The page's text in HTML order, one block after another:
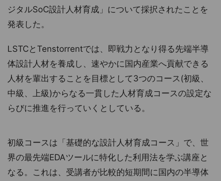
ジタルSoC設計人材育成」について採択されたことを
発表した。
LSTCとTenstorrentでは、即戦力となり得る先端半導
体設計人材を養成し、速やかに国内産業へ貢献できる
人材を輩出することを目標として3つのコース(初級、
中級、上級)からなる一貫した人材育成コースの設定な
らびに推進を行っていくとしている。
初級コースは「基礎的な設計人材育成コース」で、世
界の最先端EDAツールに特化した利用法を学ぶ講座と
なる。これは、受講者が比較的短期間に国内の半導体